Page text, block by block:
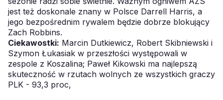
jest też doskonale znany w Polsce Darrell Harris, a
jego bezpośrednim rywalem będzie dobrze blokujący
Zach Robbins.
Ciekawostki: Marcin Dutkiewicz, Robert Skibniewski i
Szymon Łukasiak w przeszłości występowali w
zespole z Koszalina; Paweł Kikowski ma najlepszą
skuteczność w rzutach wolnych ze wszystkich graczy
PLK - 93,3 proc,